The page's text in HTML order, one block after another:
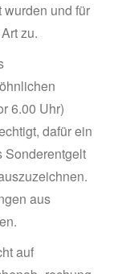
wurden und für
zu.
6.00 Uhr)
dafür ein
Sonderentgelt
aus
auf